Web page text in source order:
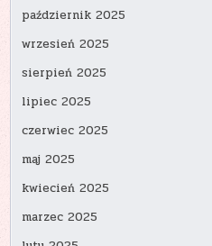
październik 2025
wrzesień 2025
sierpień 2025
lipiec 2025
czerwiec 2025
maj 2025
kwiecień 2025
marzec 2025